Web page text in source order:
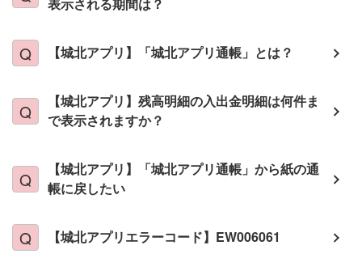
【城北アプリ】「城北アプリ通帳」とは？
【城北アプリ】残高明細の入出金明細は何件ま
で表示されますか？
【城北アプリ】「城北アプリ通帳」から紙の通
帳に戻したい
【城北アプリエラーコード】EW006061